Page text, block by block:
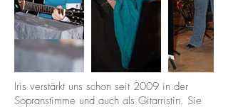
Iris verstärkt uns schon seit 2009 in der
Sopranstimme und auch als Gitarristin. Sie